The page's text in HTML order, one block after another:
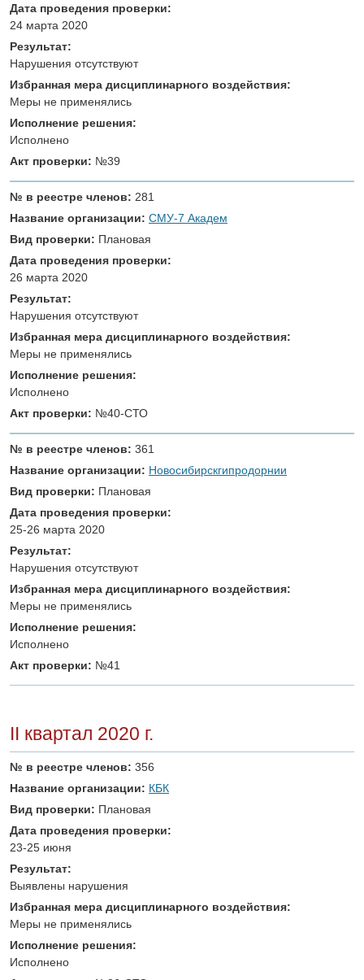
Дата проведения проверки:
24 марта 2020
Результат:
Нарушения отсутствуют
Избранная мера дисциплинарного воздействия:
Меры не применялись
Исполнение решения:
Исполнено
Акт проверки: №39
№ в реестре членов: 281
Название организации: СМУ-7 Академ
Вид проверки: Плановая
Дата проведения проверки:
26 марта 2020
Результат:
Нарушения отсутствуют
Избранная мера дисциплинарного воздействия:
Меры не применялись
Исполнение решения:
Исполнено
Акт проверки: №40-СТО
№ в реестре членов: 361
Название организации: Новосибирскгипродорнии
Вид проверки: Плановая
Дата проведения проверки:
25-26 марта 2020
Результат:
Нарушения отсутствуют
Избранная мера дисциплинарного воздействия:
Меры не применялись
Исполнение решения:
Исполнено
Акт проверки: №41
II квартал 2020 г.
№ в реестре членов: 356
Название организации: КБК
Вид проверки: Плановая
Дата проведения проверки:
23-25 июня
Результат:
Выявлены нарушения
Избранная мера дисциплинарного воздействия:
Меры не применялись
Исполнение решения:
Исполнено